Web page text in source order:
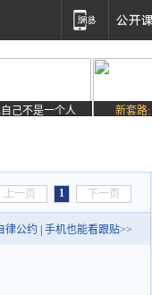
己不是一个人 新套路:
上一页 1 下一页
律公约 手机也能看跟贴>>